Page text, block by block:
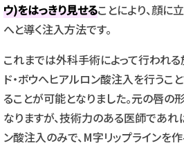
ウ)をはっきり見せることにより、顔に
へと導く注入方法です。
これまでは外科手術によって行われる
ド・ボウへヒアルロン酸注入を行うこ
ることが可能となりました。元の唇の
なりますが、技術力のある医師であれ
ン酸注入のみで、M字リップラインを作